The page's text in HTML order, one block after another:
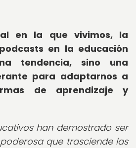
en la que vivimos, la
en la educación
tendencia, sino una
para adaptarnos a
de aprendizaje y
han demostrado ser
que trasciende las